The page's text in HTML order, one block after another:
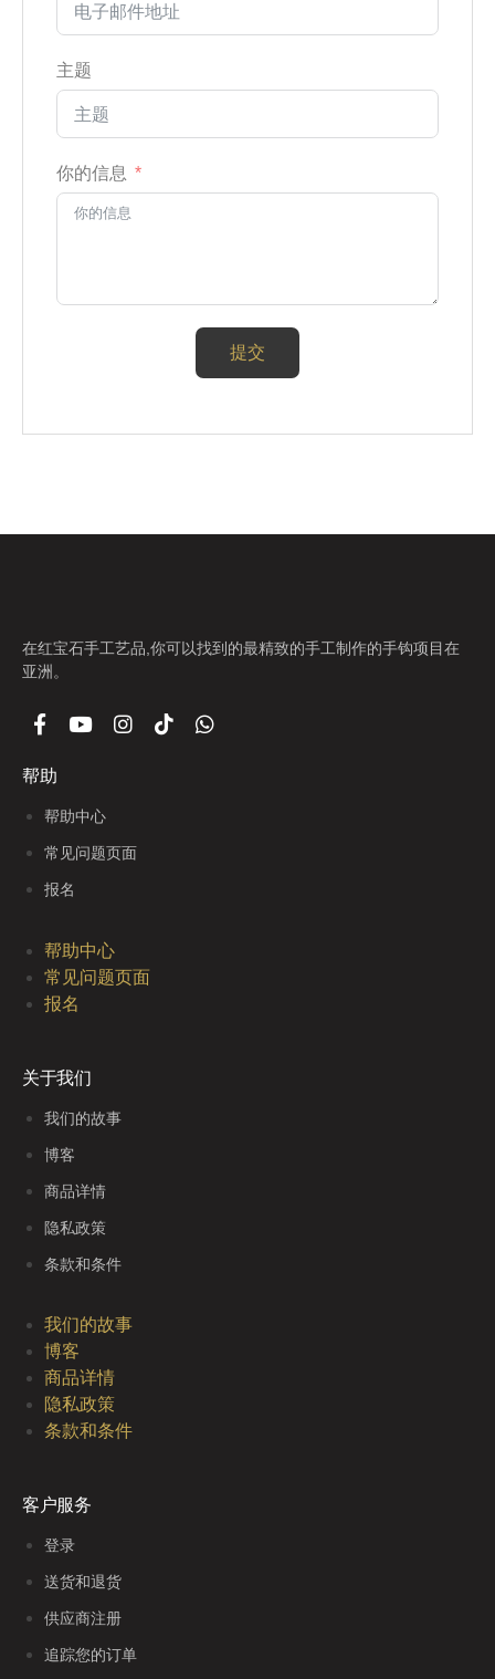
主题
你的信息
提交
在红宝石手工艺品,你可以找到的最精致的手工制作的手钩项目在
亚洲。
帮助
帮助中心
常见问题页面
报名
帮助中心
常见问题页面
报名
关于我们
我们的故事
博客
商品详情
隐私政策
条款和条件
我们的故事
博客
商品详情
隐私政策
条款和条件
客户服务
登录
送货和退货
供应商注册
追踪您的订单